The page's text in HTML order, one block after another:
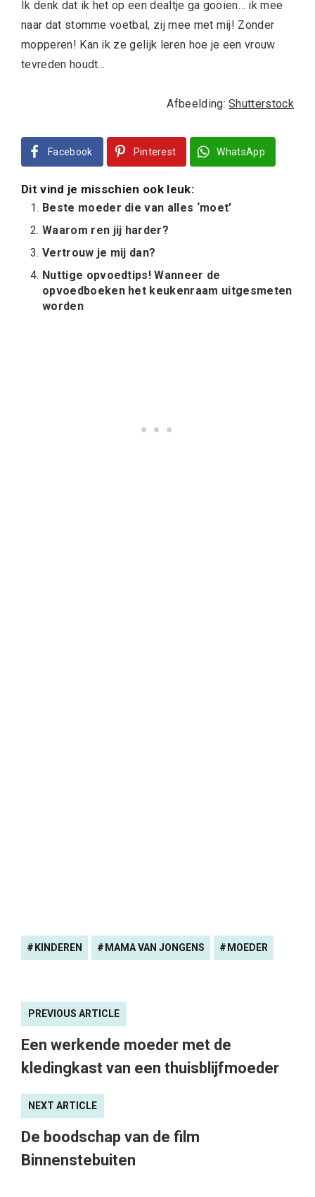
Ik denk dat ik het op een dealtje ga gooien… ik mee
naar dat stomme voetbal, zij mee met mij! Zonder
mopperen! Kan ik ze gelijk leren hoe je een vrouw
tevreden houdt…
Afbeelding:Shutterstock
Facebook Pinterest WhatsApp
Dit vind je misschien ook leuk:
Beste moeder die van alles ‘moet’
Waarom ren jij harder?
Vertrouw je mij dan?
Nuttige opvoedtips! Wanneer de
opvoedboeken het keukenraam uitgesmeten
worden
KINDEREN MAMA VAN JONGENS MOEDER
PREVIOUS ARTICLE
Een werkende moeder met de
kledingkast van een thuisblijfmoeder
NEXT ARTICLE
De boodschap van de film
Binnenstebuiten